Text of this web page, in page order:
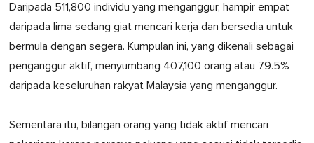
Daripada 511,800 individu yang menganggur, hampir empat
daripada lima sedang giat mencari kerja dan bersedia untuk
bermula dengan segera. Kumpulan ini, yang dikenali sebagai
penganggur aktif, menyumbang 407,100 orang atau 79.5%
daripada keseluruhan rakyat Malaysia yang menganggur.
Sementara itu, bilangan orang yang tidak aktif mencari